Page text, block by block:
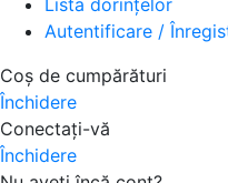
Autentificare /
Coș de cumpărături
Închidere
Conectați-vă
Închidere